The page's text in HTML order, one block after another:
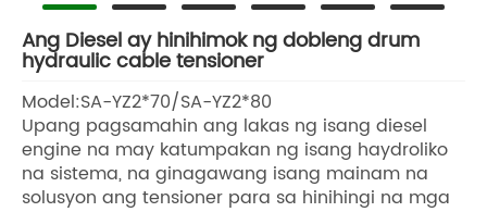
Ang Diesel ay hinihimok ng dobleng drum
hydraulic cable tensioner
Model:SA-YZ2*70/SA-YZ2*80
Upang pagsamahin ang lakas ng isang diesel
engine na may katumpakan ng isang haydroliko
na sistema, na ginagawang isang mainam na
solusyon ang tensioner para sa hinihingi na mga